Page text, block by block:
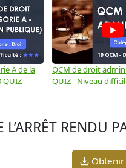
A de la
-
QCM de droit
QUIZ - Niveau
RENDU